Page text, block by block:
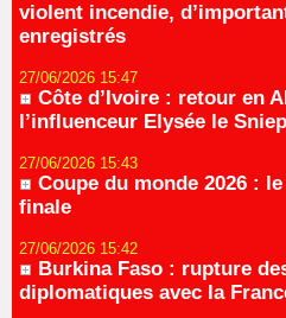
violent incendie,
enregistrés
27/06/2026 15:47
Côte d’Ivoire : retour en
l’influenceur Elysée le
27/06/2026 15:43
Coupe du monde 2026 :
finale
27/06/2026 15:42
Burkina Faso : rupture
diplomatiques avec la